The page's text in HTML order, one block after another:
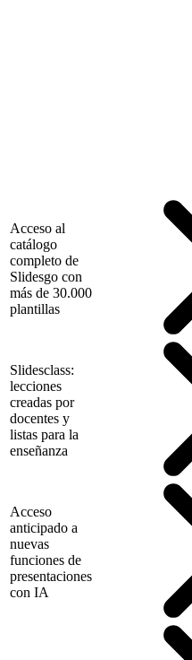
Acceso al
catálogo
completo de
Slidesgo con
más de 30.000
plantillas
Slidesclass:
lecciones
creadas por
docentes y
listas para la
enseñanza
Acceso
anticipado a
nuevas
funciones de
presentaciones
con IA